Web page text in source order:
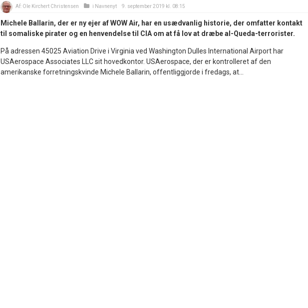
Af: Ole Kirchert Christensen i Navnenyt 9. september 2019 kl. 08:15
Michele Ballarin, der er ny ejer af WOW Air, har en usædvanlig historie, der omfatter kontakt
til somaliske pirater og en henvendelse til CIA om at få lov at dræbe al-Queda-terrorister.
På adressen 45025 Aviation Drive i Virginia ved Washington Dulles International Airport har
USAerospace Associates LLC sit hovedkontor. USAerospace, der er kontrolleret af den
amerikanske forretningskvinde Michele Ballarin, offentliggjorde i fredags, at...